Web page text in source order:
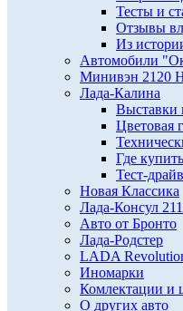
Тесты и
Отзывы
Из
Автомобили
Минивэн 2120
Лада-Калина
Выставки
Цветовая
Где купить
Тест-
Новая Классика
Лада-Консул
Авто от Бронто
Лада-Родстер
LADA
Иномарки
Комлектации и
О других авто